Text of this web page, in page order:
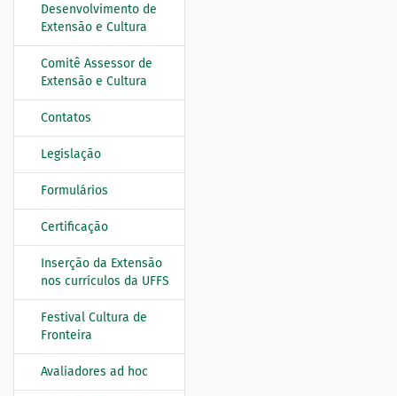
Desenvolvimento de
Extensão e Cultura
Comitê Assessor de
Extensão e Cultura
Contatos
Legislação
Formulários
Certificação
Inserção da Extensão
nos currículos da UFFS
Festival Cultura de
Fronteira
Avaliadores ad hoc